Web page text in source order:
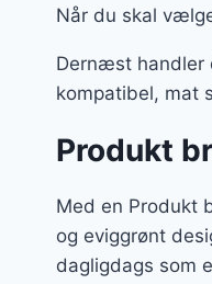
Når du skal
Dernæst handler
kompatibel, mat
Produkt
Med en Produkt
og eviggrønt
dagligdags som